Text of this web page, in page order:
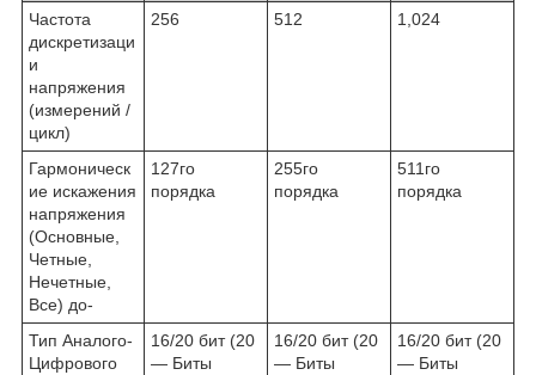
Частота
дискретизаци
и
напряжения
(измерений /
цикл)
256 512 1,024
Гармоническ
ие искажения
напряжения
(Основные,
Четные,
Нечетные,
Все) до-
127го
порядка
255го
порядка
511го
порядка
Тип Аналого-
Цифрового
16/20 бит (20
— Биты
16/20 бит (20
— Биты
16/20 бит (20
— Биты